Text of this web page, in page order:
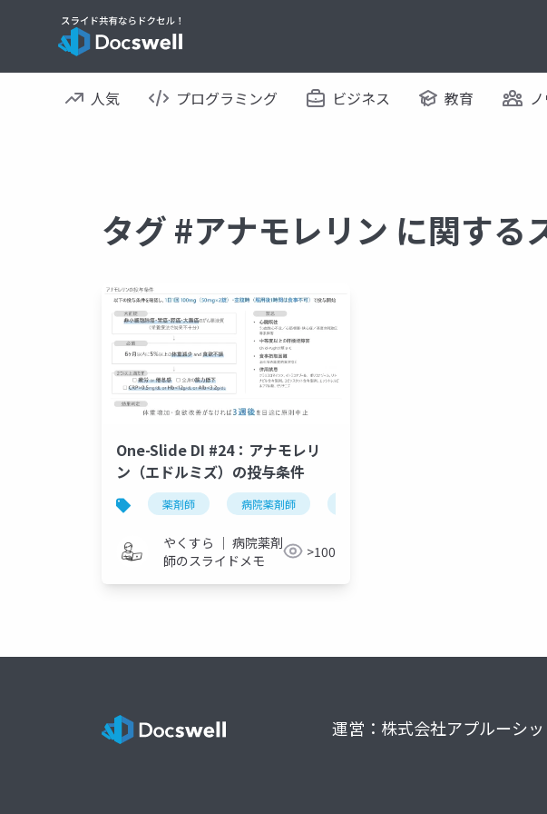
人気 プログラミング ビジネス 教育
タグ #アナモレリン に関する
One-Slide DI #24：アナモレリ
ン（エドルミズ）の投与条件
薬剤師 病院薬剤師
やくすら ｜ 病院薬剤
師のスライドメモ
>100
運営：株式会社アプルーシッ